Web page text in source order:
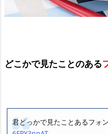
どこかで見たことのある
君どっかで見たことあるフォ